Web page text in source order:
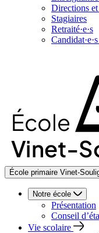
Directions et
Stagiaires
Retraité·e·s
École primaire Vinet-
Notre école
Présentation
Conseil
Vie scolaire